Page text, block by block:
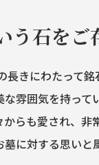
う石をご
長きにわたって銘
な雰囲気を持っ
らも愛され、非
墓に対する思い